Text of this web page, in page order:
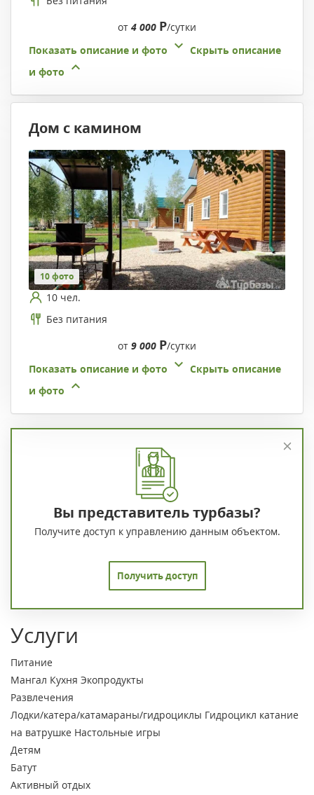
от 4 000 Р/сутки
Показать описание и фото
Скрыть описание
и фото
Дом с камином
10 фото
10 чел.
Без питания
от 9 000 Р/сутки
Показать описание и фото
Скрыть описание
и фото
Вы представитель турбазы?
Получите доступ к управлению данным объектом.
Получить доступ
Услуги
Питание
Мангал Кухня Экопродукты
Развлечения
Лодки/катера/катамараны/гидроциклы Гидроцикл катание
на ватрушке Настольные игры
Детям
Батут
Активный отдых